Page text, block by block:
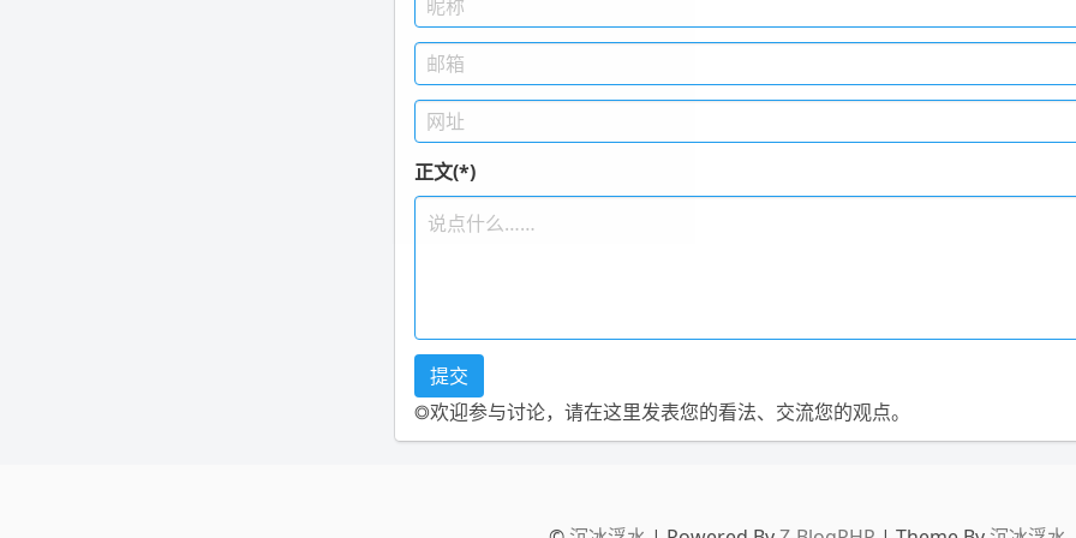
正文(*)
◎欢迎参与讨论，请在这里发表您的看法、交流您的观点。